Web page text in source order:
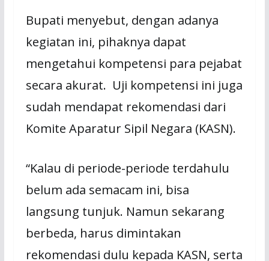
Bupati menyebut, dengan adanya
kegiatan ini, pihaknya dapat
mengetahui kompetensi para pejabat
secara akurat. Uji kompetensi ini juga
sudah mendapat rekomendasi dari
Komite Aparatur Sipil Negara (KASN).
“Kalau di periode-periode terdahulu
belum ada semacam ini, bisa
langsung tunjuk. Namun sekarang
berbeda, harus dimintakan
rekomendasi dulu kepada KASN, serta